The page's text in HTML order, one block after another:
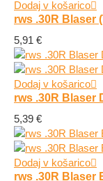
Dodaj v košarico
rws .30R Blaser
5,91 €
Dodaj v košarico
rws .30R Blaser
5,39 €
Dodaj v košarico
rws .30R Blaser